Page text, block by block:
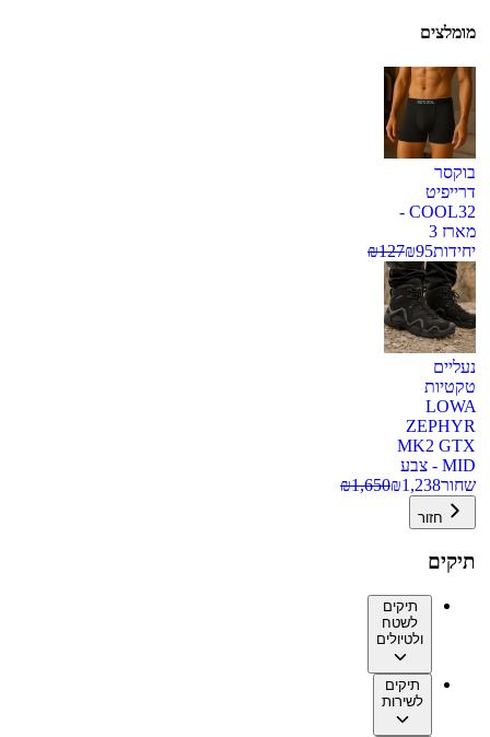
מומלצים
בוקסר
דרייפיט
COOL32 -
מארז 3
יחידות
₪95
₪127
נעליים
טקטיות
LOWA
ZEPHYR
MK2 GTX
MID - צבע
שחור
₪1,238
₪1,650
חזור
תיקים
תיקים
לשטח
ולטיולים
תיקים
לשירות